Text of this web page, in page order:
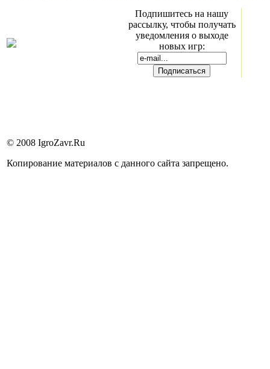
Подпишитесь на нашу
рассылку, чтобы получать
уведомления о выходе
новых игр:
© 2008 IgroZavr.Ru
Копирование материалов с данного сайта запрещено.